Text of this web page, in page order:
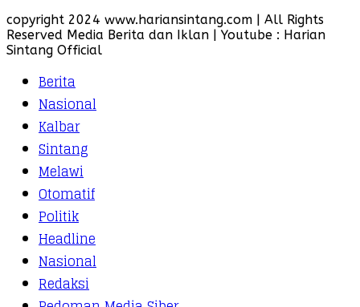
copyright 2024 www.hariansintang.com | All Rights
Reserved Media Berita dan Iklan | Youtube : Harian
Sintang Official
Berita
Nasional
Kalbar
Sintang
Melawi
Otomatif
Politik
Headline
Nasional
Redaksi